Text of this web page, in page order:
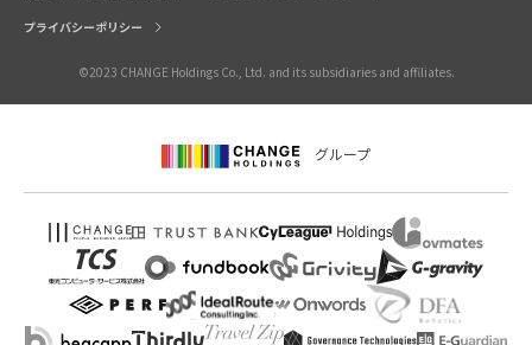
プライバシーポリシー
©2023 CHANGE Holdings Co., Ltd. and its subsidiaries and affiliates.
グループ